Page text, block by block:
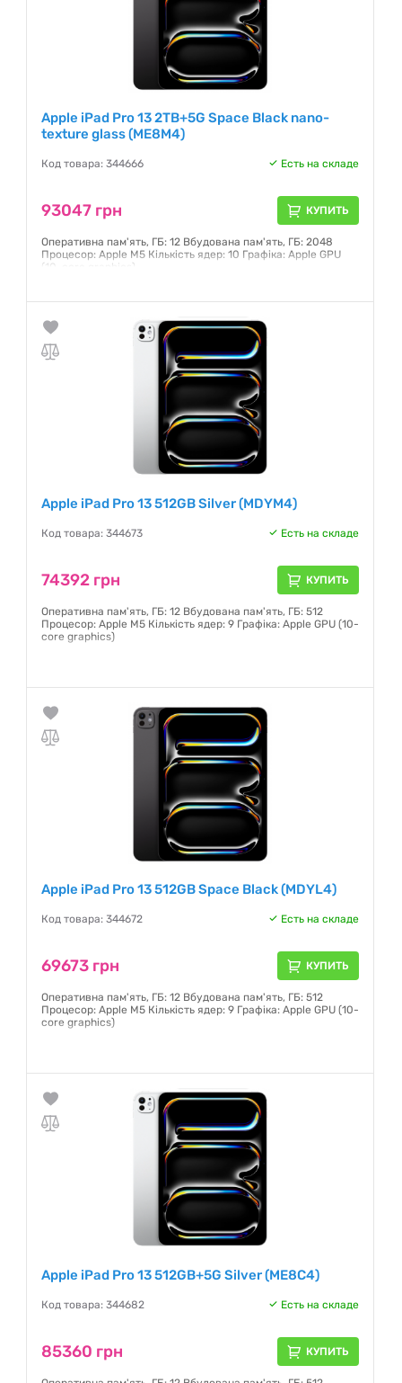
Apple iPad Pro 13 2TB+5G Space Black nano-
texture glass (ME8M4)
Код товара: 344666 Есть на складе
93047 грн КУПИТЬ
Оперативна пам'ять, ГБ: 12 Вбудована пам'ять, ГБ: 2048
Процесор: Apple M5 Кількість ядер: 10 Графіка: Apple GPU
(10-core graphics)
Apple iPad Pro 13 512GB Silver (MDYM4)
Код товара: 344673 Есть на складе
74392 грн КУПИТЬ
Оперативна пам'ять, ГБ: 12 Вбудована пам'ять, ГБ: 512
Процесор: Apple M5 Кількість ядер: 9 Графіка: Apple GPU (10-
core graphics)
Apple iPad Pro 13 512GB Space Black (MDYL4)
Код товара: 344672 Есть на складе
69673 грн КУПИТЬ
Оперативна пам'ять, ГБ: 12 Вбудована пам'ять, ГБ: 512
Процесор: Apple M5 Кількість ядер: 9 Графіка: Apple GPU (10-
core graphics)
Apple iPad Pro 13 512GB+5G Silver (ME8C4)
Код товара: 344682 Есть на складе
85360 грн КУПИТЬ